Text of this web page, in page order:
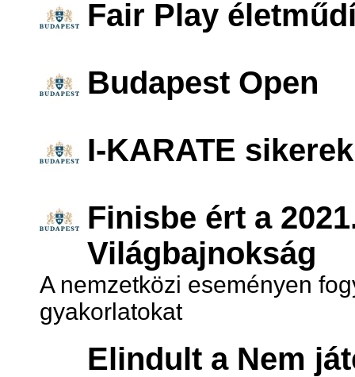
Fair Play
Budapest Open
I-KARATE sikerek
Finisbe ért a
Világbajnokság
A nemzetközi eseményen
gyakorlatokat
Elindult a Nem